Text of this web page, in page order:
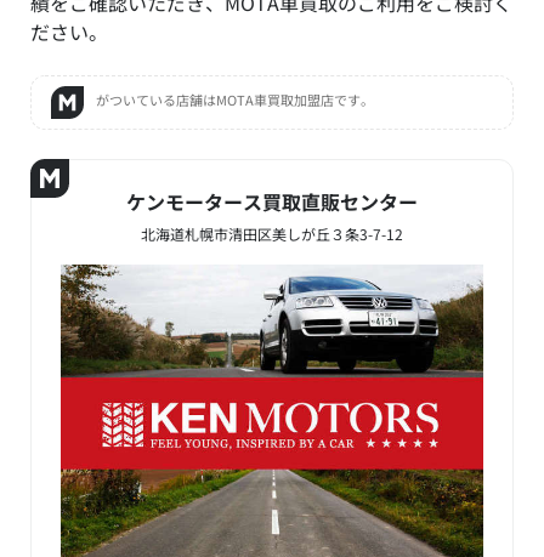
ださい。
がついている店舗はMOTA車買取加盟店です。
ケンモータース買取直販センター
北海道札幌市清田区美しが丘３条3-7-12